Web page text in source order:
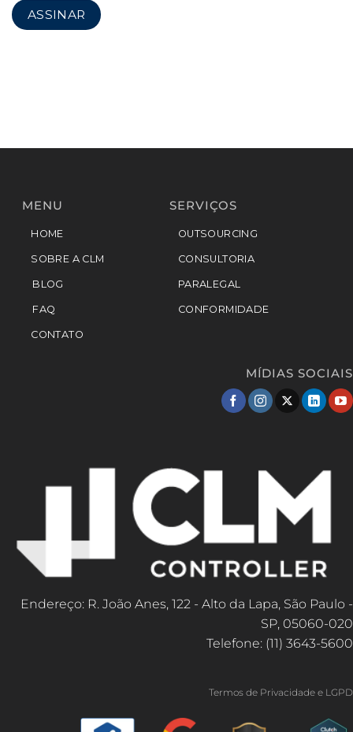
MENU
HOME
SOBRE A CLM
BLOG
FAQ
CONTATO
SERVIÇOS
OUTSOURCING
CONSULTORIA
PARALEGAL
CONFORMIDADE
MÍDIAS SOCIAIS
Endereço: R. João Anes, 122 - Alto da Lapa, São Paulo -
SP, 05060-020
Telefone: (11) 3643-5600
Termos de Privacidade e LGPD